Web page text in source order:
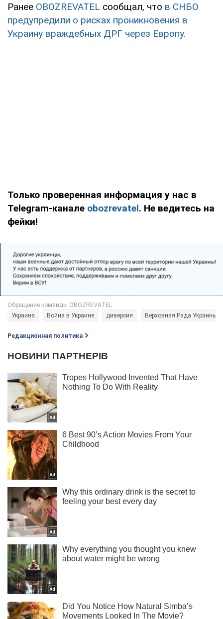
Ранее OBOZREVATEL сообщал, что в СНБО
предупредили о рисках проникновения в
Украину враждебных ДРГ через Европу.
Только проверенная информация у нас в
Telegram-канале obozrevatel. Не ведитесь на
фейки!
Украина Война в Украине диверсия Верховная Рада Украины
Редакционная политика